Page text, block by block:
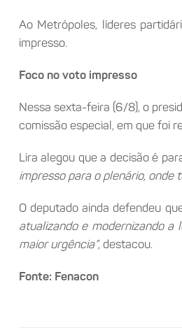
Ao Metrópoles, líderes
impresso.
Foco no voto impresso
Nessa sexta-feira (6/8), o
comissão especial, em que foi
Lira alegou que a decisão é
impresso para o plenário, onde
O deputado ainda defendeu
atualizando e modernizando
maior urgência”, destacou.
Fonte: Fenacon